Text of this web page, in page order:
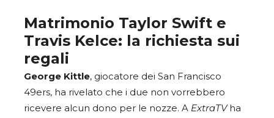
Matrimonio Taylor Swift e
Travis Kelce: la richiesta sui
regali
George Kittle, giocatore dei San Francisco
49ers, ha rivelato che i due non vorrebbero
ricevere alcun dono per le nozze. A ExtraTVha